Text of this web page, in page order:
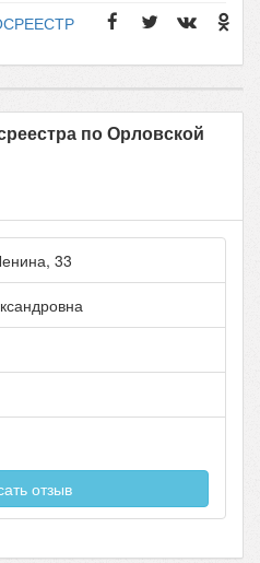
по Орловской
33
отзыв